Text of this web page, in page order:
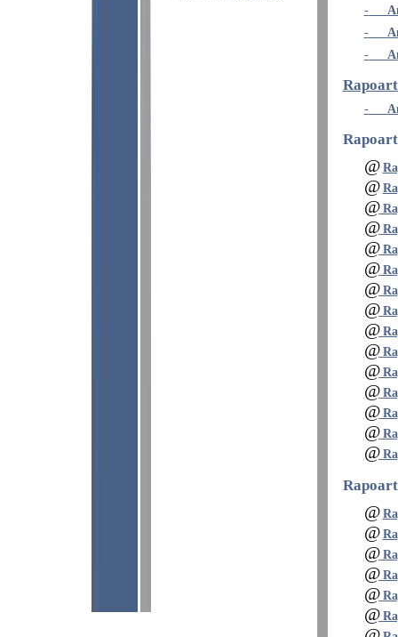
-
-
-
-
@
@
@
@
@
@
@
@
@
@
@
@
@
@
@
@
@
@
@
@
@